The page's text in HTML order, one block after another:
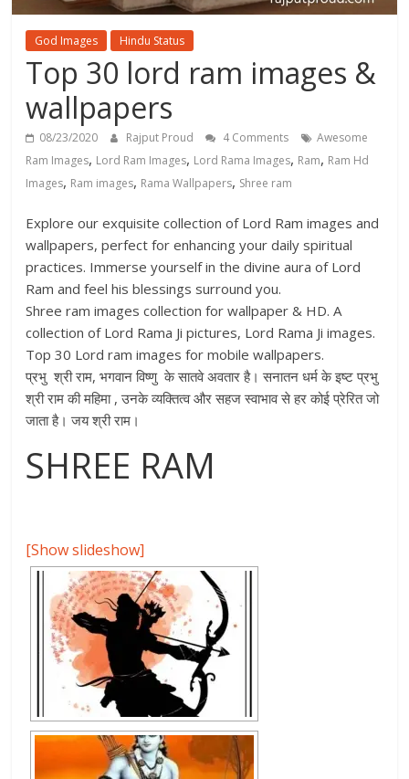
God Images Hindu Status
Top 30 lord ram images &
wallpapers
08/23/2020 Rajput Proud 4 Comments
Awesome
Ram Images, Lord Ram Images, Lord Rama Images, Ram, Ram Hd
Images, Ram images, Rama Wallpapers, Shree ram
Explore our exquisite collection of Lord Ram images and
wallpapers, perfect for enhancing your daily spiritual
practices. Immerse yourself in the divine aura of Lord
Ram and feel his blessings surround you.
Shree ram images collection for wallpaper & HD. A
collection of Lord Rama Ji pictures, Lord Rama Ji images.
Top 30 Lord ram images for mobile wallpapers.
प्रभु श्री राम, भगवान विष्णु के सातवे अवतार है। सनातन धर्म के इष्ट प्रभु
श्री राम की महिमा , उनके व्यक्तित्व और सहज स्वाभाव से हर कोई प्रेरित जो
जाता है। जय श्री राम।
SHREE RAM
[Show slideshow]